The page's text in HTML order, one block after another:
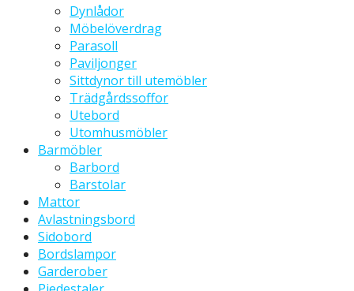
Dynlådor
Möbelöverdrag
Parasoll
Paviljonger
Sittdynor till utemöbler
Trädgårdssoffor
Utebord
Utomhusmöbler
Barmöbler
Barbord
Barstolar
Mattor
Avlastningsbord
Sidobord
Bordslampor
Garderober